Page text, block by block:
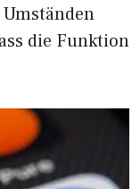
die Funktion